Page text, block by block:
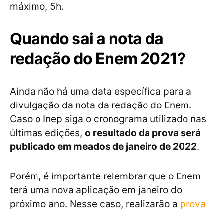
máximo, 5h.
Quando sai a nota da
redação do Enem 2021?
Ainda não há uma data específica para a
divulgação da nota da redação do Enem.
Caso o Inep siga o cronograma utilizado nas
últimas edições, o resultado da prova será
publicado em meados de janeiro de 2022.
Porém, é importante relembrar que o Enem
terá uma nova aplicação em janeiro do
próximo ano. Nesse caso, realizarão a prova